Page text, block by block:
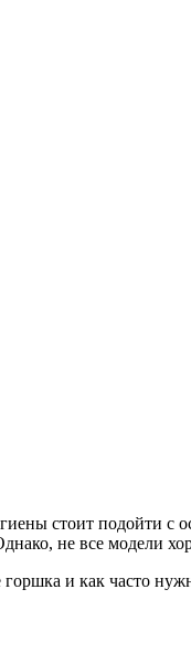
стоит подойти
не все модели
и как часто